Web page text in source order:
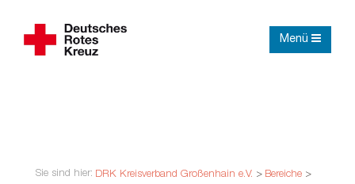
Menü
Sie sind hier: DRK Kreisverband Großenhain e.V. > Bereiche >